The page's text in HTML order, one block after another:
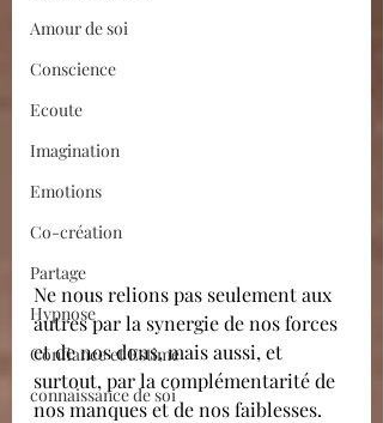
Amour de soi
Conscience
Ecoute
Imagination
Emotions
Co-création
Partage
Hypnose
Confiance et Estime
connaissance de soi
Ne nous relions pas seulement aux
autres par la synergie de nos forces
et de nos dons, mais aussi, et
surtout, par la complémentarité de
nos manques et de nos faiblesses.